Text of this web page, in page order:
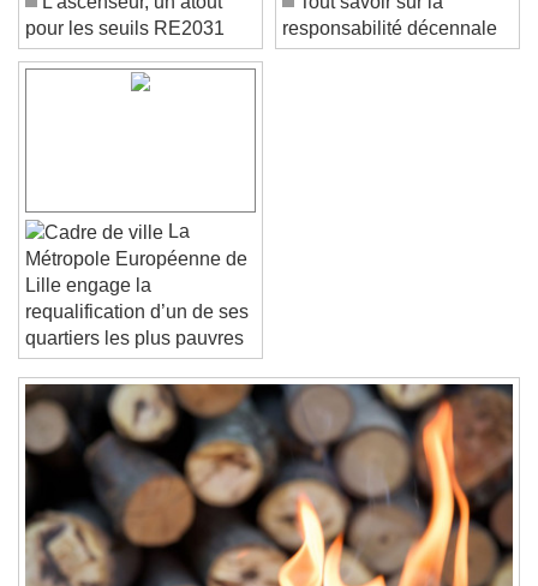
Color Opacity
Font Size
Font Family
Reset
Done
Close Modal Dialog
pour les seuils RE2031
responsabilité décennale
La
Métropole Européenne de
Lille engage la
requalification d’un de ses
quartiers les plus pauvres